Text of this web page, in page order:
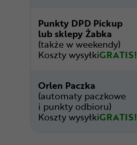
Punkty DPD Pickup
lub sklepy Żabka
(także w weekendy)
Koszty wysyłkiGRATIS!
Orlen Paczka
(automaty paczkowe
i punkty odbioru)
Koszty wysyłkiGRATIS!